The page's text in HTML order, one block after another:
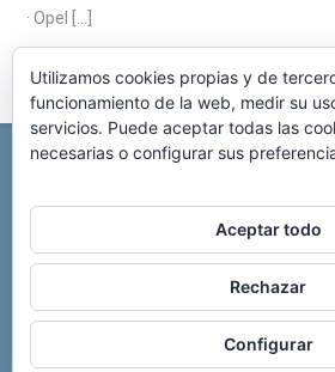
· Opel […]
REPARACIÓN CENTRALITA DE COCHE
Copyright © 2025 Reparación
Utilizamos cookies propias y de
funcionamiento de la web, medir su
servicios. Puede aceptar todas las
necesarias o configurar sus
Aceptar todo
Rechazar
Configurar